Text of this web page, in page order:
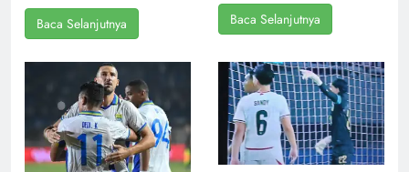
Baca Selanjutnya Baca Selanjutnya